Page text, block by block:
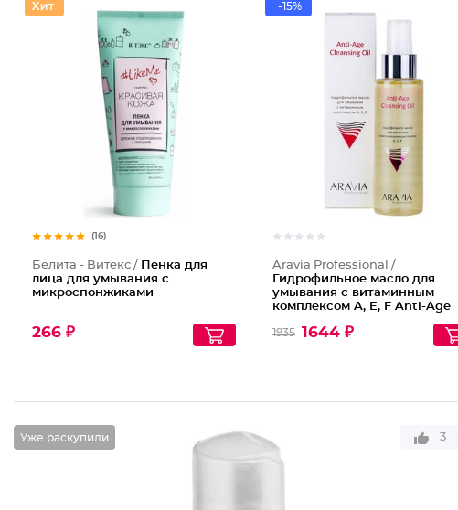
(16)
Белита - Витекс / Пенка для
лица для умывания с
микроспонжиками
266 ₽
-15%
Aravia Professional /
Гидрофильное масло для
умывания с витаминным
комплексом A, E, F Anti-Age
1935 1644 ₽
Уже раскупили 3